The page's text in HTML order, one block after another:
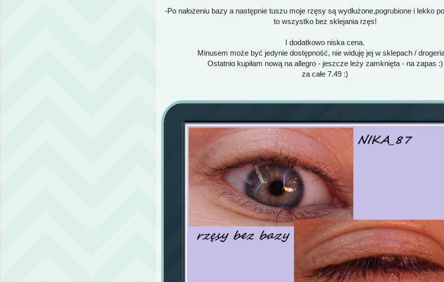
-Po nałożeniu bazy a następnie tuszu moje rzęsy są wydłużone,pogrubione i lekko
to wszystko bez sklejania rzęs!
I dodatkowo niska cena.
Minusem może być jedynie dostępność, nie widuję jej w sklepach /
Ostatnio kupiłam nową na allegro - jeszcze leży zamknięta - na zapas :)
za całe 7.49 :)